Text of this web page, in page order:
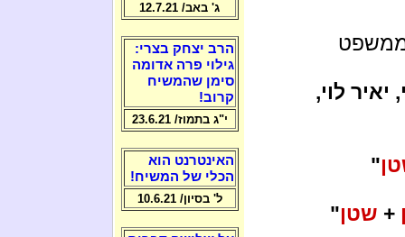
ממשפט
לוי,
"
+ שטן"
ג' באב/ 12.7.21
הרב יצחק בצרי:
גילוי פרה אדומה
סימן שהמשיח
קרוב!
י"ג בתמוז/ 23.6.21
האינטרנט הוא
הכלי של המשיח!
ל' בסיון/ 10.6.21